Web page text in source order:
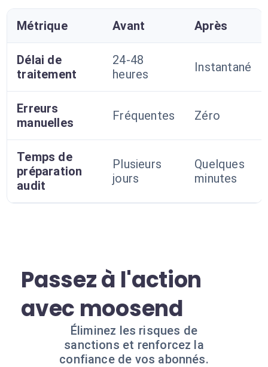
Métrique Avant Après
Délai de
traitement
24-48
heures
Instantané
Erreurs
manuelles
Fréquentes Zéro
Temps de
préparation
audit
Plusieurs
jours
Quelques
minutes
Passez à l'action
avec moosend
Éliminez les risques de
sanctions et renforcez la
confiance de vos abonnés.